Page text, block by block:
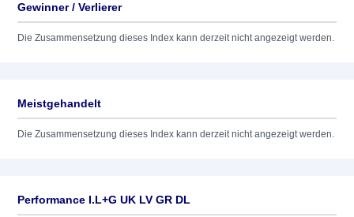
Gewinner / Verlierer
Die Zusammensetzung dieses Index kann derzeit nicht angezeigt werden.
Meistgehandelt
Die Zusammensetzung dieses Index kann derzeit nicht angezeigt werden.
Performance I.L+G UK LV GR DL